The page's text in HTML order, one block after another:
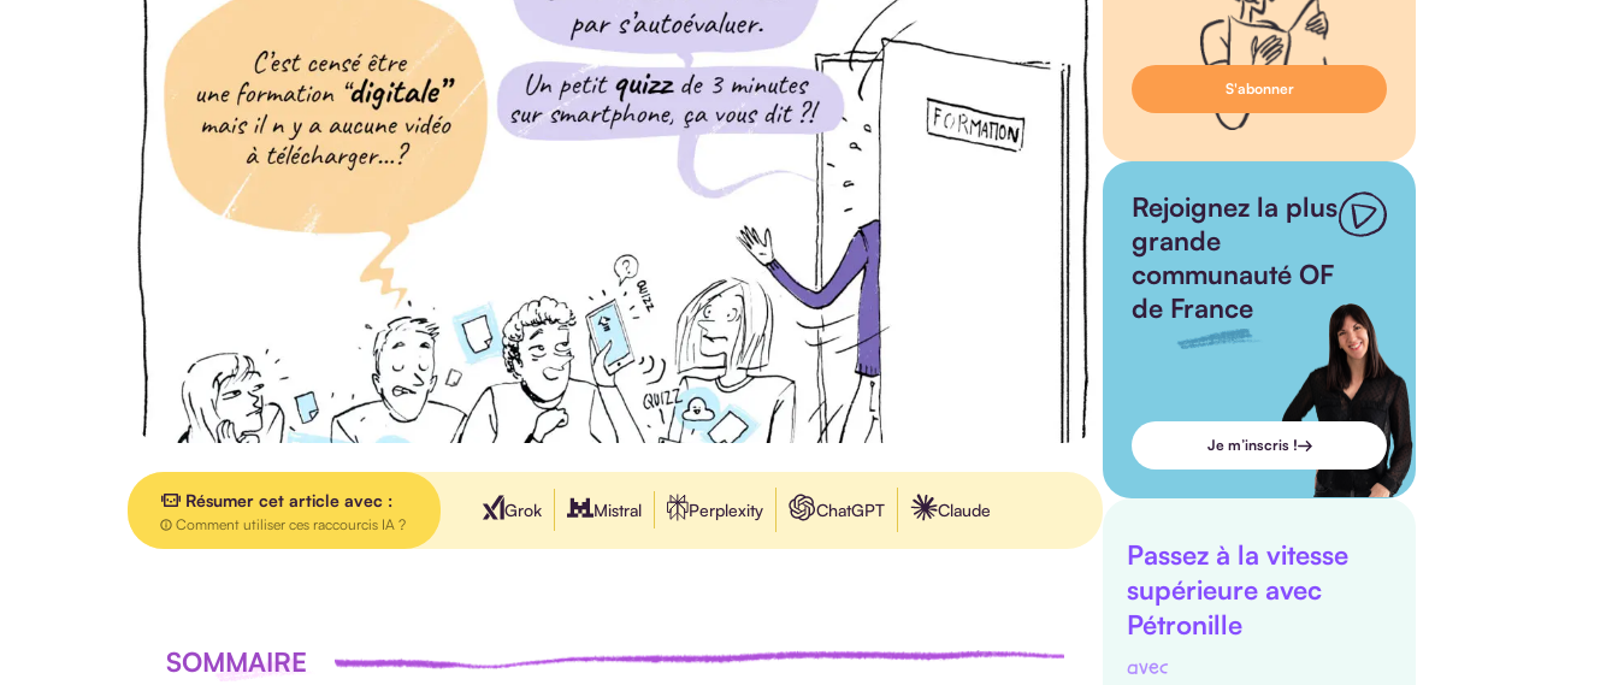
Résumer cet article avec :
Comment utiliser ces raccourcis IA ?
Grok Mistral Perplexity ChatGPT Claude
SOMMAIRE
Rejoignez la plus
grande
communauté OF
de France
Je m’inscris !
Passez à la vitesse
supérieure avec
Pétronille
avec